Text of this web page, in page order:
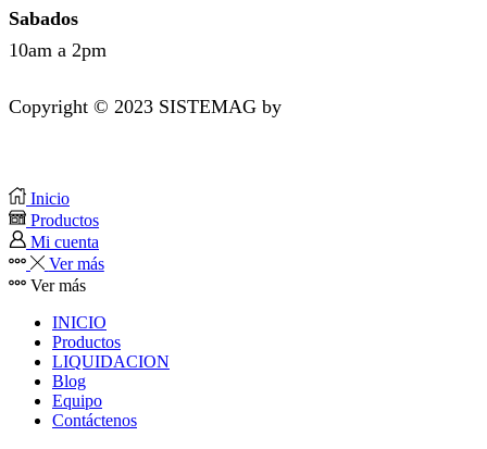
Sabados
10am a 2pm
Copyright © 2023 SISTEMAG by
Inicio
Productos
Mi cuenta
Ver más
Ver más
INICIO
Productos
LIQUIDACION
Blog
Equipo
Contáctenos